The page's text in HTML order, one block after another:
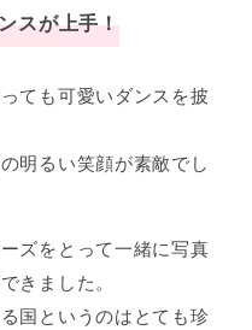
スが上手！
ても可愛いダンスを披
明るい笑顔が素敵でし
ズをとって一緒に写真
きました。
国というのはとても珍